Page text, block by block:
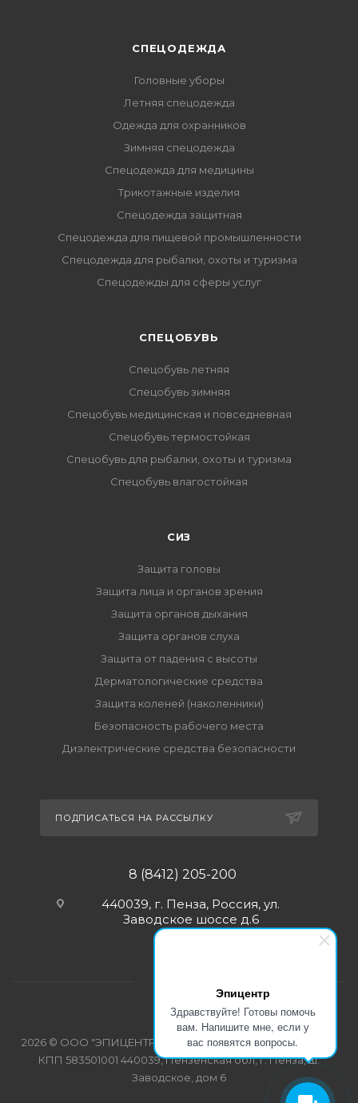
Эпицентр
Здравствуйте! Готовы помочь
вам. Напишите мне, если у
вас появятся вопросы.
СПЕЦОДЕЖДА
Головные уборы
Летняя спецодежда
Одежда для охранников
Зимняя спецодежда
Спецодежда для медицины
Трикотажные изделия
Спецодежда защитная
Спецодежда для пищевой промышленности
Спецодежда для рыбалки, охоты и туризма
Спецодежды для сферы услуг
CПЕЦОБУВЬ
Спецобувь летняя
Спецобувь зимняя
Спецобувь медицинская и повседневная
Спецобувь термостойкая
Спецобувь для рыбалки, охоты и туризма
Спецобувь влагостойкая
СИЗ
Защита головы
Защита лица и органов зрения
Защита органов дыхания
Защита органов слуха
Защита от падения с высоты
Дерматологические средства
Защита коленей (наколенники)
Безопасность рабочего места
Диэлектрические средства безопасности
ПОДПИСАТЬСЯ НА РАССЫЛКУ
8 (8412) 205-200
440039, г. Пенза, Россия, ул.
Заводское шоссе д.6
2026 © ООО "ЭПИЦЕНТР-СПЕЦОДЕЖДА" ИНН 5835103358
КПП 583501001 440039, Пензенская обл, г. Пенза, ш.
Заводское, дом 6